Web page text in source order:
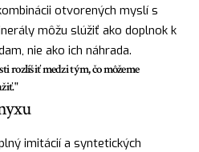
otvorených myslí s
môžu slúžiť ako doplnok k
nie ako ich náhrada.
rozlíšiť medzi tým, čo môžeme
imitácií a syntetických